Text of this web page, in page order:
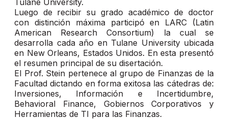
Tulane University.
Luego de recibir su grado académico de doctor
con distinción máxima participó en LARC (Latin
American Research Consortium) la cual se
desarrolla cada año en Tulane University ubicada
en New Orleans, Estados Unidos. En esta presentó
el resumen principal de su disertación.
El Prof. Stein pertenece al grupo de Finanzas de la
Facultad dictando en forma exitosa las cátedras de:
Inversiones, Información e Incertidumbre,
Behavioral Finance, Gobiernos Corporativos y
Herramientas de TI para las Finanzas.